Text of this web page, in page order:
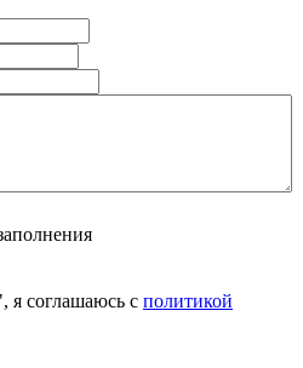
соглашаюсь с политикой